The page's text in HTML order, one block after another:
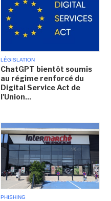
LÉGISLATION
ChatGPT bientôt soumis
au régime renforcé du
Digital Service Act de
l'Union...
PHISHING